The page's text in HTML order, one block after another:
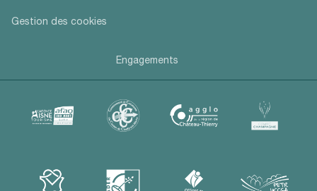
Gestion des cookies
Engagements